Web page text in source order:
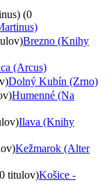
(0
Brezno (Knihy
(Arcus)
Dolný Kubín (Zrno)
Humenné (Na
Ilava (Knihy
Kežmarok (Alter
titulov)Košice -